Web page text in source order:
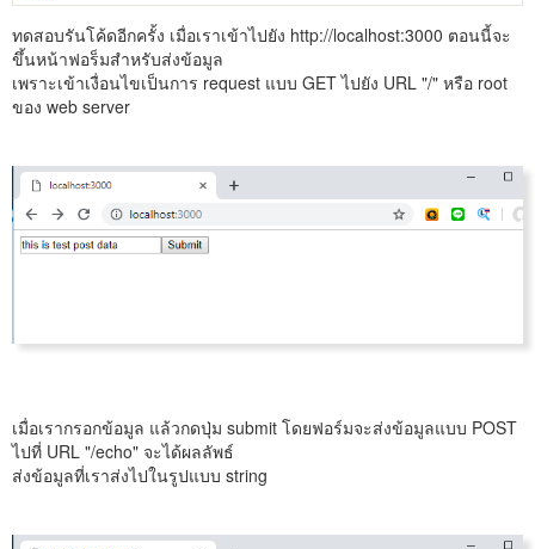
ทดสอบรันโค้ดอีกครั้ง เมื่อเราเข้าไปยัง http://localhost:3000 ตอนนี้จะ
ขึ้นหน้าฟอร็มสำหรับส่งข้อมูล
เพราะเข้าเงื่อนไขเป็นการ request แบบ GET ไปยัง URL "/" หรือ root
ของ web server
เมื่อเรากรอกข้อมูล แล้วกดปุ่ม submit โดยฟอร์มจะส่งข้อมูลแบบ POST
ไปที่ URL "/echo" จะได้ผลลัพธ์
ส่งข้อมูลที่เราส่งไปในรูปแบบ string